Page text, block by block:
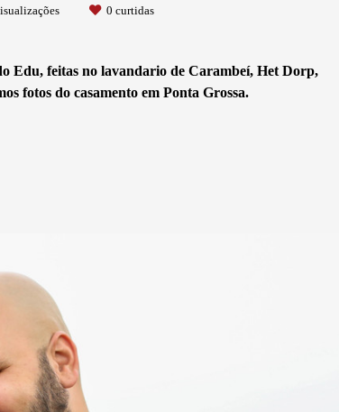
0 curtidas
Edu, feitas no lavandario de Carambeí, Het Dorp,
fotos do casamento em Ponta Grossa.